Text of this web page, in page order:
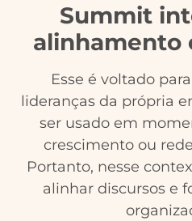
Summit
alinhamento
Esse é voltado
lideranças da própria
ser usado em
crescimento ou
Portanto, nesse
alinhar discursos e